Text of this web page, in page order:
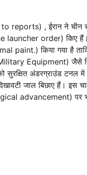
to reports) , ईरान ने
launcher order) किए
paint.) किया गया है
Equipment) जैसे
सुरक्षित अंडरग्राउंड
जाल बिछाए हैं। इस
advancement) पर